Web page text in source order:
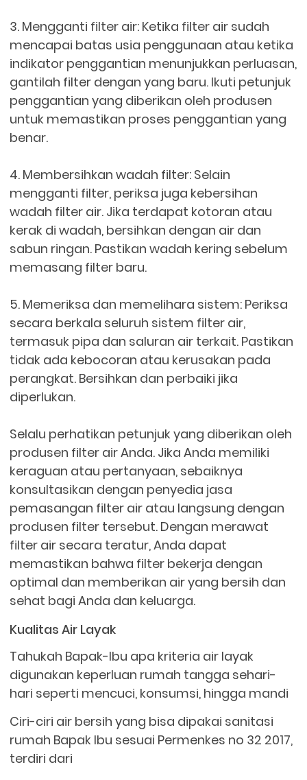
3. Mengganti filter air: Ketika filter air sudah
mencapai batas usia penggunaan atau ketika
indikator penggantian menunjukkan perluasan,
gantilah filter dengan yang baru. Ikuti petunjuk
penggantian yang diberikan oleh produsen
untuk memastikan proses penggantian yang
benar.
4. Membersihkan wadah filter: Selain
mengganti filter, periksa juga kebersihan
wadah filter air. Jika terdapat kotoran atau
kerak di wadah, bersihkan dengan air dan
sabun ringan. Pastikan wadah kering sebelum
memasang filter baru.
5. Memeriksa dan memelihara sistem: Periksa
secara berkala seluruh sistem filter air,
termasuk pipa dan saluran air terkait. Pastikan
tidak ada kebocoran atau kerusakan pada
perangkat. Bersihkan dan perbaiki jika
diperlukan.
Selalu perhatikan petunjuk yang diberikan oleh
produsen filter air Anda. Jika Anda memiliki
keraguan atau pertanyaan, sebaiknya
konsultasikan dengan penyedia jasa
pemasangan filter air atau langsung dengan
produsen filter tersebut. Dengan merawat
filter air secara teratur, Anda dapat
memastikan bahwa filter bekerja dengan
optimal dan memberikan air yang bersih dan
sehat bagi Anda dan keluarga.
Kualitas Air Layak
Tahukah Bapak-Ibu apa kriteria air layak
digunakan keperluan rumah tangga sehari-
hari seperti mencuci, konsumsi, hingga mandi
Ciri-ciri air bersih yang bisa dipakai sanitasi
rumah Bapak Ibu sesuai Permenkes no 32 2017,
terdiri dari